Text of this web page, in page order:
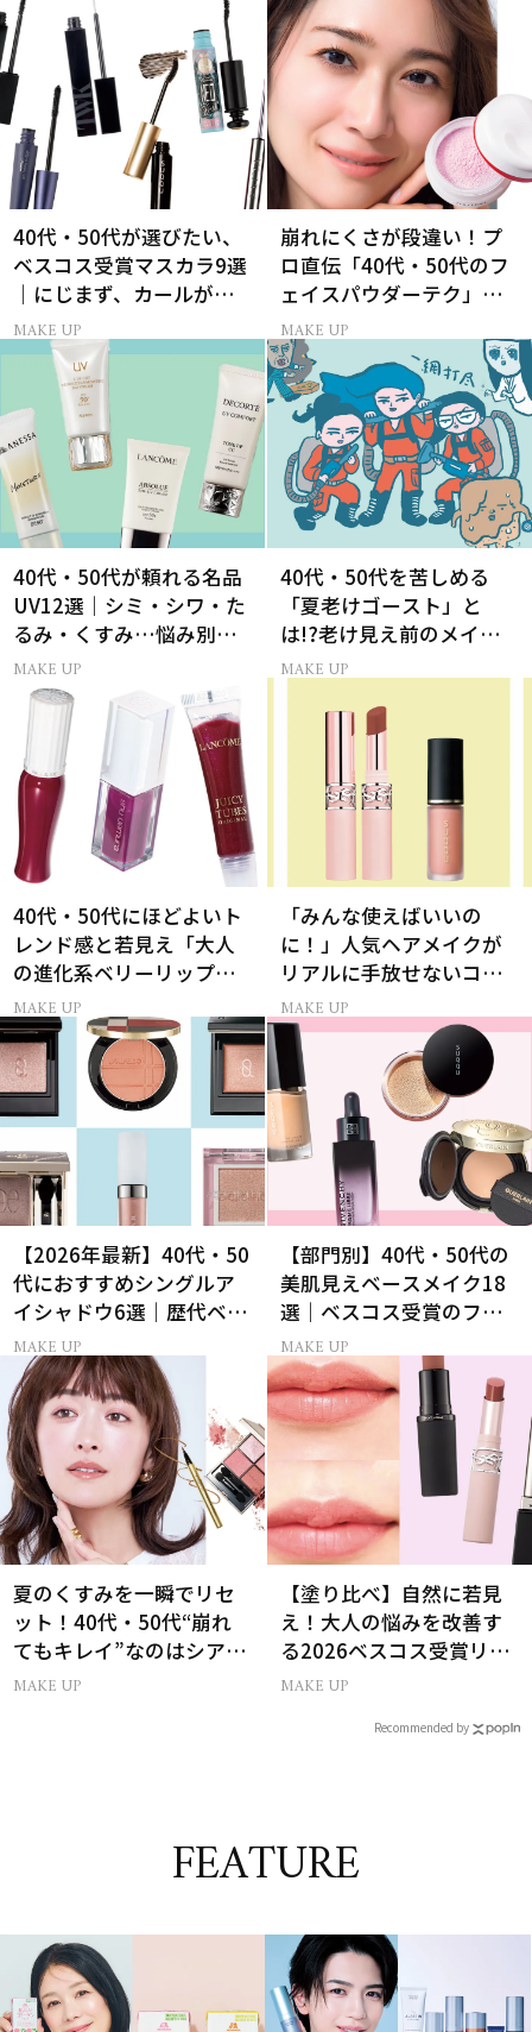
40代・50代が選びたい、
ベスコス受賞マスカラ9選
｜にじまず、カールが続
く名品
MAKE UP
崩れにくさが段違い！プ
ロ直伝「40代・50代のフ
ェイスパウダーテク」お
粉の選び方・塗り方Q&A
MAKE UP
40代・50代が頼れる名品
UV12選｜シミ・シワ・た
るみ・くすみ…悩み別ベ
スコス受賞の日焼け止め
MAKE UP
40代・50代を苦しめる
「夏老けゴースト」と
は!?老け見え前のメイク
くずれ＆くすみ対策
MAKE UP
40代・50代にほどよいト
レンド感と若見え「大人
の進化系ベリーリップ」6
選
MAKE UP
「みんな使えばいいの
に！」人気ヘアメイクが
リアルに手放せないコス
メ
MAKE UP
【2026年最新】40代・50
代におすすめシングルア
イシャドウ6選｜歴代ベス
トコスメ受賞まとめ
MAKE UP
【部門別】40代・50代の
美肌見えベースメイク18
選｜ベスコス受賞のファ
ンデ・下地・パウダー
MAKE UP
夏のくすみを一瞬でリセ
ット！40代・50代“崩れ
てもキレイ”なのはシアー
ピンクの目元
MAKE UP
【塗り比べ】自然に若見
え！大人の悩みを改善す
る2026ベスコス受賞リッ
プTOP3
MAKE UP
Recommended by
FEATURE